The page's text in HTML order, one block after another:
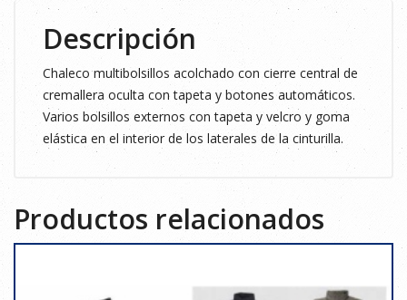
Descripción
Chaleco multibolsillos acolchado con cierre central de
cremallera oculta con tapeta y botones automáticos.
Varios bolsillos externos con tapeta y velcro y goma
elástica en el interior de los laterales de la cinturilla.
Productos relacionados